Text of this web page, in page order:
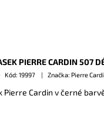
PIERRE CARDIN 507
Kód: 19997 Značka: Pierre
Pierre Cardin v černé